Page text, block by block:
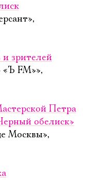
зрителей
FM»»,
Петра
обелиск»
Москвы»,